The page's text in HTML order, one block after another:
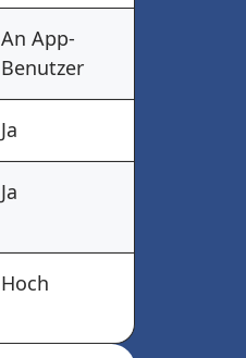
An App-
Benutzer
Ja
Ja
Hoch